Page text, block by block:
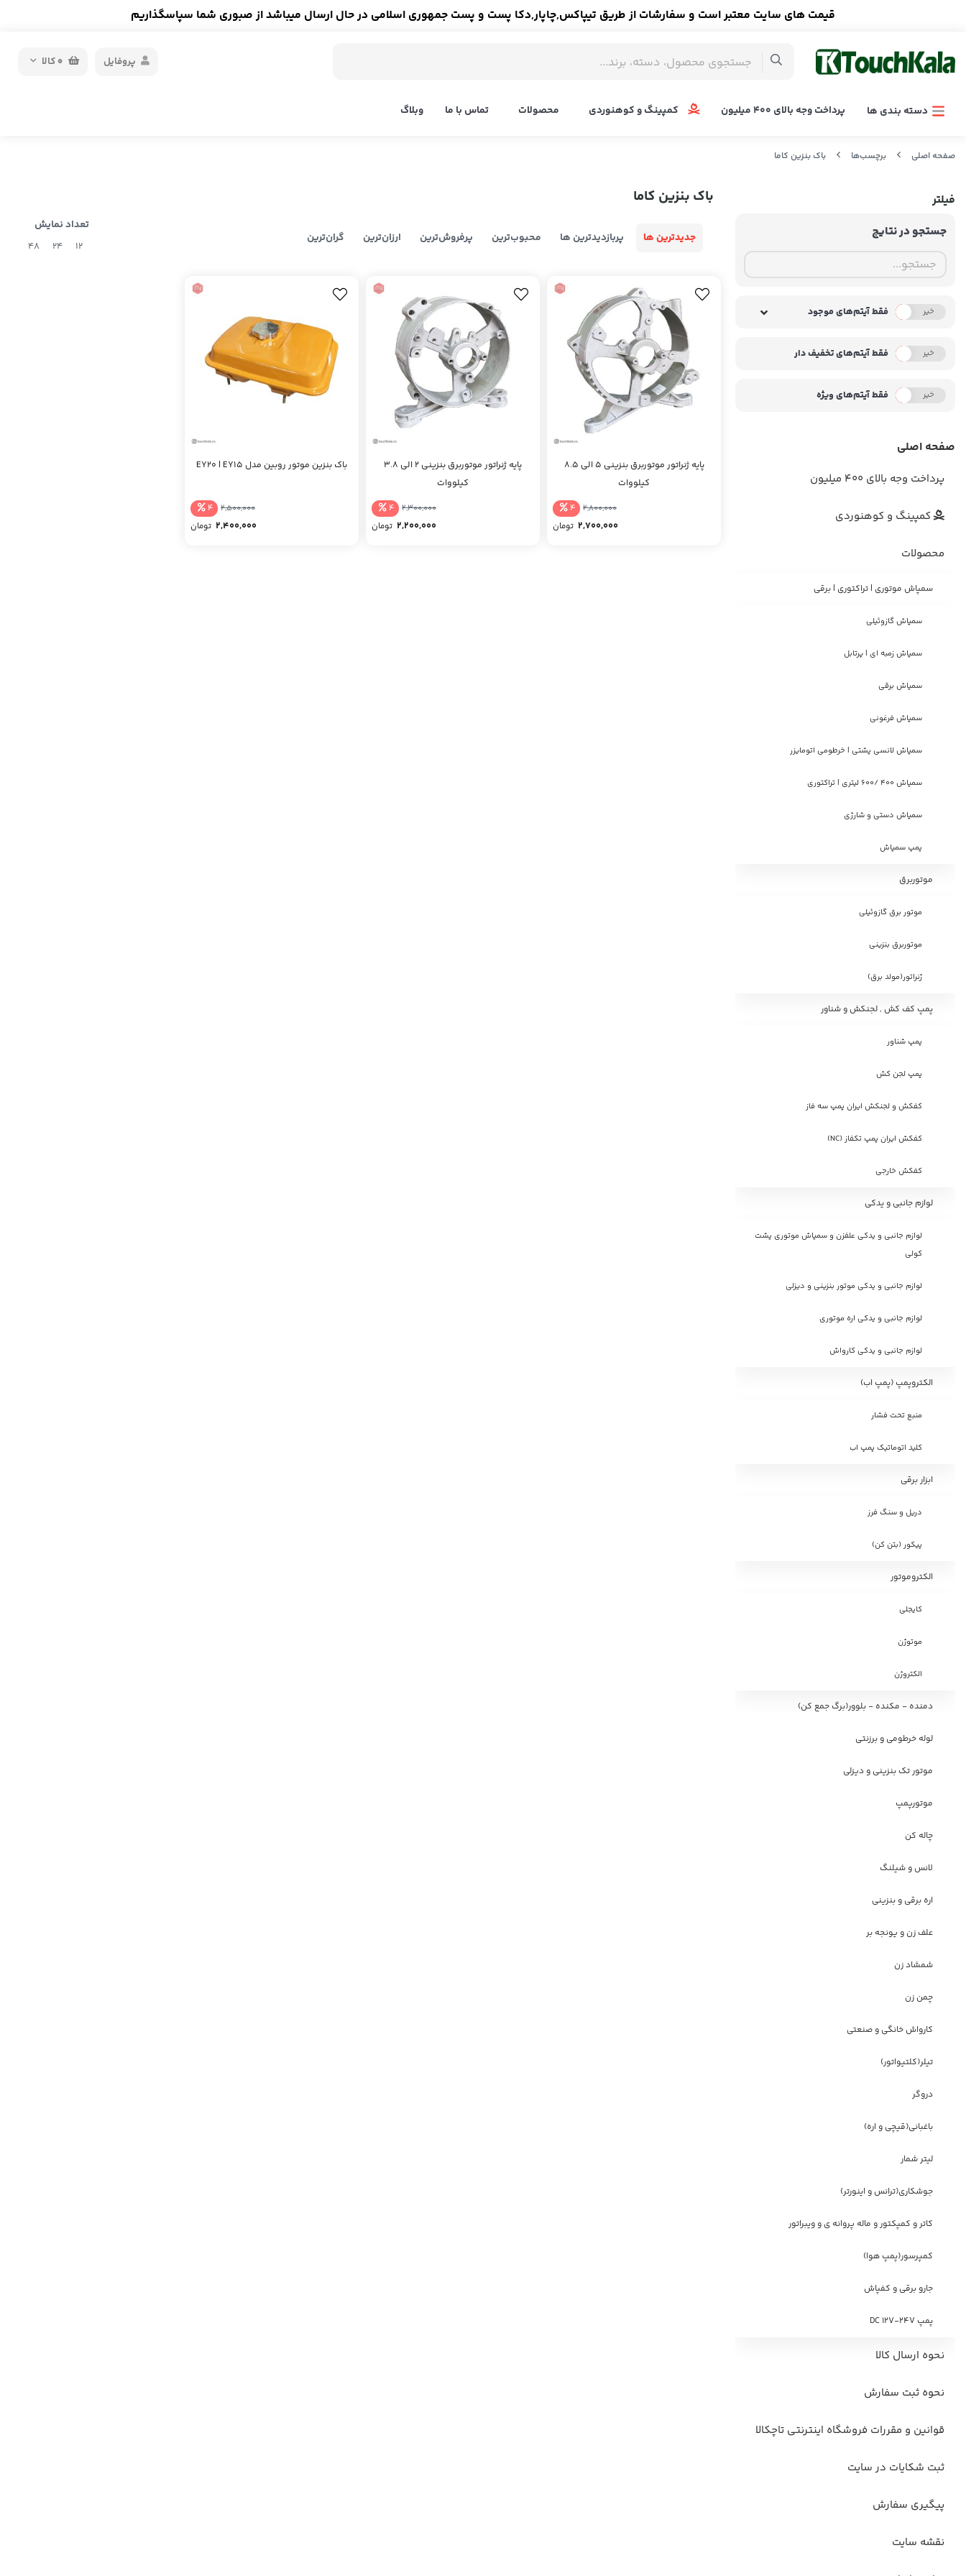
قیمت های سایت معتبر است و سفارشات از طریق تیپاکس,چاپار,دکا پست و پست جمهوری اسلامی در حال ارسال میباشد از صبوری شما سپاسگذاریم
0کالا پروفایل
دسته بندی ها پرداخت وجه بالای 400 میلیون کمپینگ و کوهنوردی محصولات تماس با ما وبلاگ
صفحه اصلی برچسب‌ها باک بنزین کاما
فیلتر
جستجو در نتایج
بله خیر فقط آیتم‌های موجود
بله خیر فقط آیتم‌های تخفیف دار
بله خیر فقط آیتم‌های ویژه
صفحه اصلی
پرداخت وجه بالای 400 میلیون
کمپینگ و کوهنوردی
محصولات
سمپاش موتوری | تراکتوری | برقی
سمپاش گازوئیلی
سمپاش زمبه ای | پرتابل
سمپاش برقی
سمپاش فرغونی
سمپاش لانسی پشتی | خرطومی اتومایزر
سمپاش 400 /600 لیتری | تراکتوری
سمپاش دستی و شارژی
پمپ سمپاش
موتوربرق
موتور برق گازوئیلی
موتوربرق بنزینی
ژنراتور(مولد برق)
پمپ کف کش , لجنکش و شناور
پمپ شناور
پمپ لجن کش
کفکش و لجنکش ایران پمپ سه فاز
کفکش ایران پمپ تکفاز (NC)
کفکش خارجی
لوازم جانبی و یدکی
لوازم جانبی و یدکی علفزن و سمپاش موتوری پشت
کولی
لوازم جانبی و یدکی موتور بنزینی و دیزلی
لوازم جانبی و یدکی اره موتوری
لوازم جانبی و یدکی کارواش
الکتروپمپ (پمپ اب)
منبع تحت فشار
کلید اتوماتیک پمپ اب
ابزار برقی
دریل و سنگ فرز
پیکور (بتن کن)
الکتروموتور
کایجلی
موتوژن
الکتروژن
دمنده - مکنده - بلوور(برگ جمع کن)
لوله خرطومی و برزنتی
موتور تک بنزینی و دیزلی
موتورپمپ
چاله کن
لانس و شیلنگ
اره برقی و بنزینی
علف زن و یونجه بر
شمشاد زن
چمن زن
کارواش خانگی و صنعتی
تیلر(کلتیواتور)
دروگر
باغبانی(قیچی و اره)
لیتر شمار
جوشکاری(ترانس و اینورتر)
کاتر و کمپکتور و ماله پروانه ی و ویبراتور
کمپرسور(پمپ هوا)
جارو برقی و کفپاش
پمپ DC 12V-24V
نحوه ارسال کالا
نحوه ثبت سفارش
قوانین و مقررات فروشگاه اینترنتی تاچکالا
ثبت شکایات در سایت
پیگیری سفارش
نقشه سایت
باک بنزین کاما
جدیدترین ها پربازدیدترین ها محبوب‌‌ترین پرفروش‌ترین ارزان‌ترین گران‌ترین
تعداد نمایش
12
24
48
پایه ژنراتور موتوربرق بنزینی 5 الی 8.5
کیلووات
2,800,000
4
2,700,000 تومان
پایه ژنراتور موتوربرق بنزینی 2 الی 3.8
کیلووات
2,300,000
4
2,200,000 تومان
باک بنزین موتور روبین مدل EY20 | EY15
2,500,000
4
2,400,000 تومان